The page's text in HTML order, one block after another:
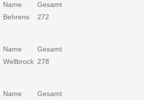
Name
Gesamt
Behrens 272
Name
Gesamt
Wellbrock 278
Name
Gesamt